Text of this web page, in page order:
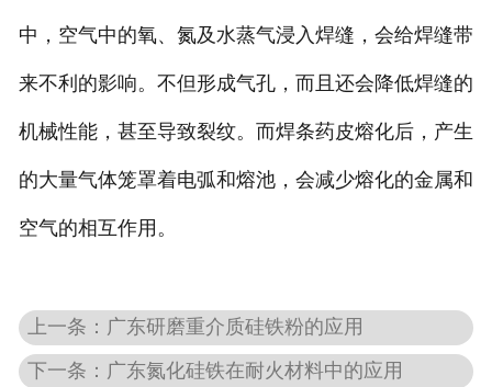
中，空气中的氧、氮及水蒸气浸入焊缝，会给焊缝带
来不利的影响。不但形成气孔，而且还会降低焊缝的
机械性能，甚至导致裂纹。而焊条药皮熔化后，产生
的大量气体笼罩着电弧和熔池，会减少熔化的金属和
空气的相互作用。
上一条：广东研磨重介质硅铁粉的应用
下一条：广东氮化硅铁在耐火材料中的应用